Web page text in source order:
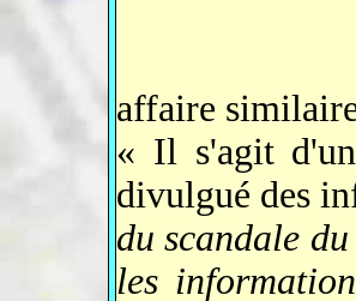
affaire
« Il s'agit
divulgué des
du scandale
les